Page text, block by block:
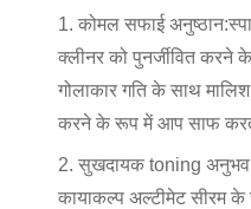
1. कोमल सफाई अनुष्ठान:
क्लीनर को पुनर्जीवित करने
गोलाकार गति के साथ
करने के रूप में आप साफ
2. सुखदायक toning
कायाकल्प अल्टीमेट सीरम